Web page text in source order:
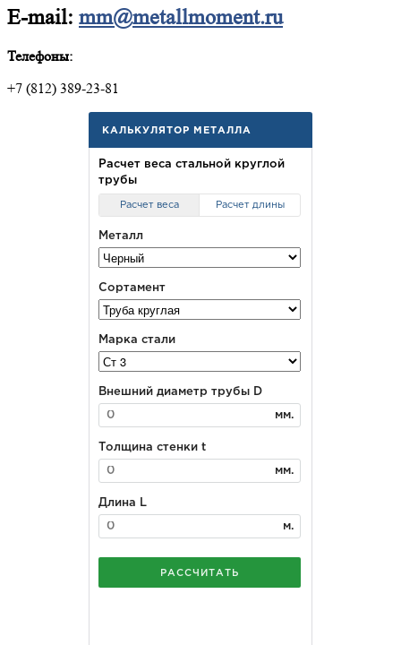
E-mail: mm@metallmoment.ru
Телефоны:
+7 (812) 389-23-81